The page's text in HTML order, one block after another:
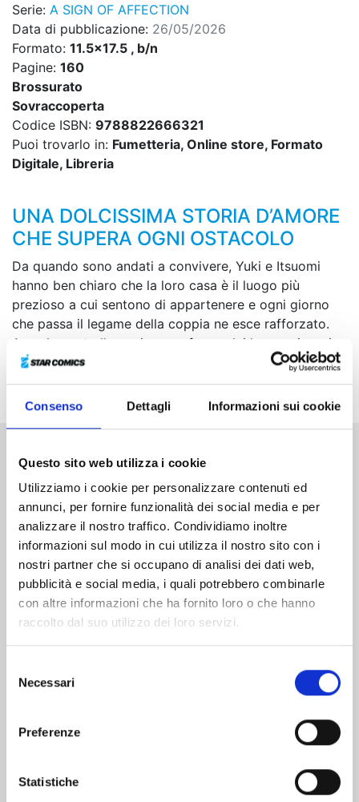
Consenso Dettagli Informazioni sui cookie
Questo sito web utilizza i cookie
Utilizziamo i cookie per personalizzare contenuti ed
annunci, per fornire funzionalità dei social media e per
analizzare il nostro traffico. Condividiamo inoltre
informazioni sul modo in cui utilizza il nostro sito con i
nostri partner che si occupano di analisi dei dati web,
pubblicità e social media, i quali potrebbero combinarle
con altre informazioni che ha fornito loro o che hanno
raccolto dal suo utilizzo dei loro servizi.
delNecessari
Preferenze
Statistiche
Serie: A SIGN OF AFFECTION
Data di pubblicazione: 26/05/2026
Formato: 11.5x17.5 , b/n
Pagine: 160
Brossurato
Sovraccoperta
Codice ISBN: 9788822666321
Puoi trovarlo in: Fumetteria, Online store, Formato
Digitale, Libreria
UNA DOLCISSIMA STORIA D’AMORE
CHE SUPERA OGNI OSTACOLO
Da quando sono andati a convivere, Yuki e Itsuomi
hanno ben chiaro che la loro casa è il luogo più
prezioso a cui sentono di appartenere e ogni giorno
che passa il legame della coppia ne esce rafforzato.
Avendo avuto l’ennesima conferma dei loro reciproci
sentimenti, i due si preparano a compiere un ulteriore
passo avanti...
Altri volumi della serie